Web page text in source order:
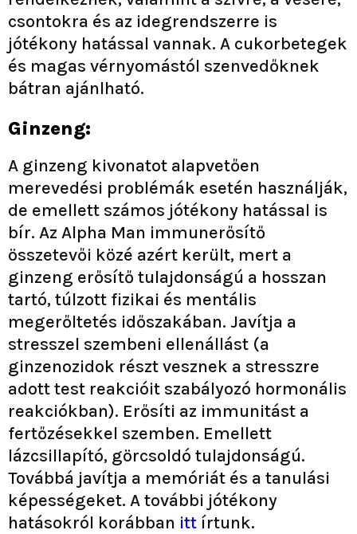
csontokra és az idegrendszerre is
jótékony hatással vannak. A cukorbetegek
és magas vérnyomástól szenvedőknek
bátran ajánlható.
Ginzeng:
A ginzeng kivonatot alapvetően
merevedési problémák esetén használják,
de emellett számos jótékony hatással is
bír. Az Alpha Man immunerősítő
összetevői közé azért került, mert a
ginzeng erősítő tulajdonságú a hosszan
tartó, túlzott fizikai és mentális
megerőltetés időszakában. Javítja a
stresszel szembeni ellenállást (a
ginzenozidok részt vesznek a stresszre
adott test reakcióit szabályozó hormonális
reakciókban). Erősíti az immunitást a
fertőzésekkel szemben. Emellett
lázcsillapító, görcsoldó tulajdonságú.
Továbbá javítja a memóriát és a tanulási
képességeket. A további jótékony
hatásokról korábban itt írtunk.